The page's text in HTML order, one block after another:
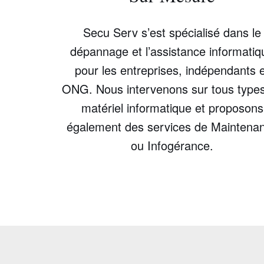
Secu Serv s’est spécialisé dans le
dépannage et l’assistance
pour les entreprises, indépendants
ONG. Nous intervenons sur tous
matériel informatique et proposons
également des services de
ou Infogérance.